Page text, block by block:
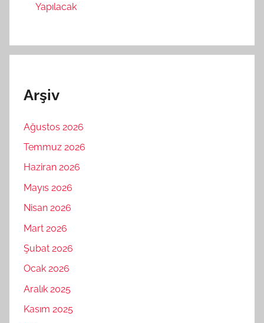
Yapılacak
Arşiv
Ağustos 2026
Temmuz 2026
Haziran 2026
Mayıs 2026
Nisan 2026
Mart 2026
Şubat 2026
Ocak 2026
Aralık 2025
Kasım 2025